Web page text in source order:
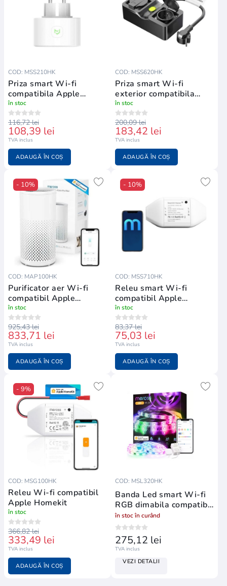
COD: MSS210HK
Priza smart Wi-fi
compatibila Apple
Homekit
în stoc
116,72 lei
108,39 lei
TVA inclus
ADAUGĂ ÎN COȘ
COD: MSS620HK
Priza smart Wi-fi
exterior compatibila
Apple Homekit
în stoc
200,09 lei
183,42 lei
TVA inclus
ADAUGĂ ÎN COȘ
- 10%
COD: MAP100HK
Purificator aer Wi-fi
compatibil Apple
Homekit
în stoc
925,43 lei
833,71 lei
TVA inclus
ADAUGĂ ÎN COȘ
- 10%
COD: MSS710HK
Releu smart Wi-fi
compatibil Apple
Homekit
în stoc
83,37 lei
75,03 lei
TVA inclus
ADAUGĂ ÎN COȘ
- 9%
COD: MSG100HK
Releu Wi-fi compatibil
Apple Homekit
în stoc
366,82 lei
333,49 lei
TVA inclus
ADAUGĂ ÎN COȘ
COD: MSL320HK
Banda Led smart Wi-fi
RGB dimabila compatibil
Apple Homekit
în stoc în curând
275,12 lei
TVA inclus
VEZI DETALII